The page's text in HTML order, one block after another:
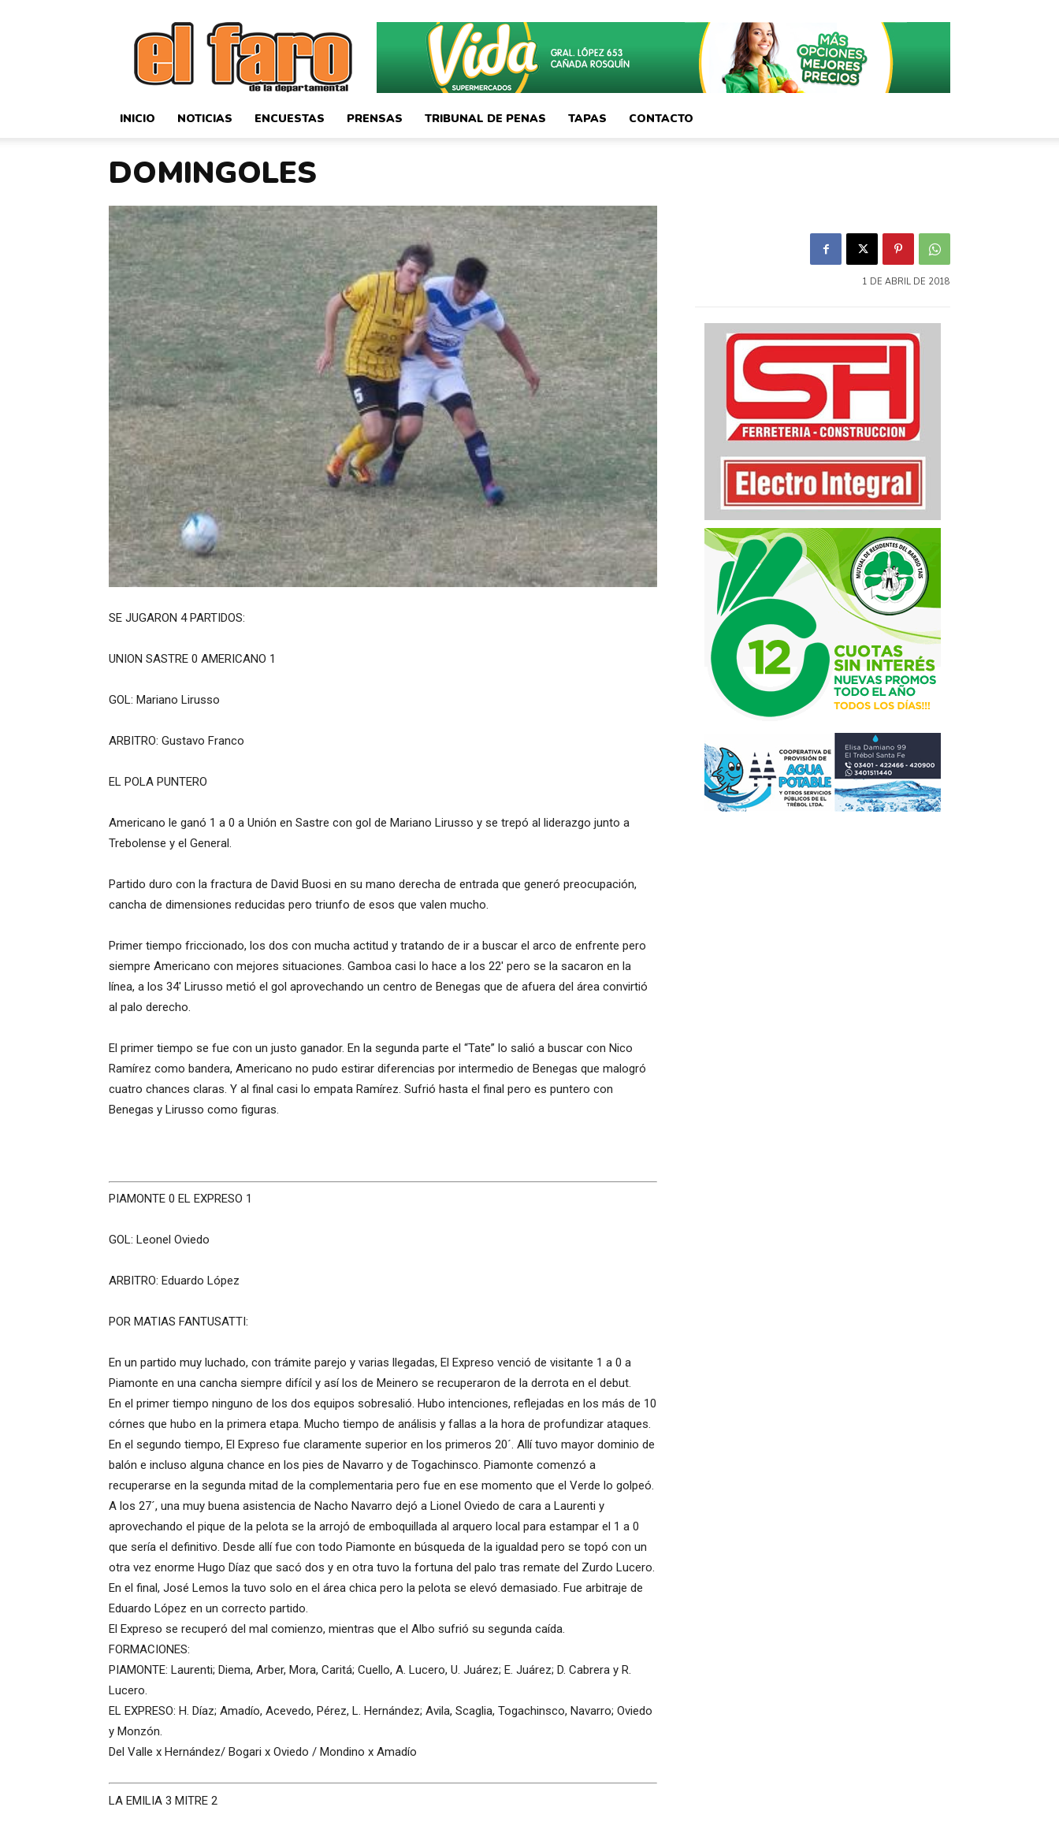
El
Faro
Deportivo
INICIO NOTICIAS ENCUESTAS PRENSAS TRIBUNAL DE PENAS TAPAS CONTACTO
DOMINGOLES
SE JUGARON 4 PARTIDOS:
UNION SASTRE 0 AMERICANO 1
GOL: Mariano Lirusso
ARBITRO: Gustavo Franco
EL POLA PUNTERO
Americano le ganó 1 a 0 a Unión en Sastre con gol de Mariano Lirusso y se trepó al liderazgo junto a
Trebolense y el General.
Partido duro con la fractura de David Buosi en su mano derecha de entrada que generó preocupación,
cancha de dimensiones reducidas pero triunfo de esos que valen mucho.
Primer tiempo friccionado, los dos con mucha actitud y tratando de ir a buscar el arco de enfrente pero
siempre Americano con mejores situaciones. Gamboa casi lo hace a los 22′ pero se la sacaron en la
línea, a los 34′ Lirusso metió el gol aprovechando un centro de Benegas que de afuera del área convirtió
al palo derecho.
El primer tiempo se fue con un justo ganador. En la segunda parte el “Tate” lo salió a buscar con Nico
Ramírez como bandera, Americano no pudo estirar diferencias por intermedio de Benegas que malogró
cuatro chances claras. Y al final casi lo empata Ramírez. Sufrió hasta el final pero es puntero con
Benegas y Lirusso como figuras.
PIAMONTE 0 EL EXPRESO 1
GOL: Leonel Oviedo
ARBITRO: Eduardo López
POR MATIAS FANTUSATTI:
En un partido muy luchado, con trámite parejo y varias llegadas, El Expreso venció de visitante 1 a 0 a
Piamonte en una cancha siempre difícil y así los de Meinero se recuperaron de la derrota en el debut.
En el primer tiempo ninguno de los dos equipos sobresalió. Hubo intenciones, reflejadas en los más de 10
córnes que hubo en la primera etapa. Mucho tiempo de análisis y fallas a la hora de profundizar ataques.
En el segundo tiempo, El Expreso fue claramente superior en los primeros 20´. Allí tuvo mayor dominio de
balón e incluso alguna chance en los pies de Navarro y de Togachinsco. Piamonte comenzó a
recuperarse en la segunda mitad de la complementaria pero fue en ese momento que el Verde lo golpeó.
A los 27´, una muy buena asistencia de Nacho Navarro dejó a Lionel Oviedo de cara a Laurenti y
aprovechando el pique de la pelota se la arrojó de emboquillada al arquero local para estampar el 1 a 0
que sería el definitivo. Desde allí fue con todo Piamonte en búsqueda de la igualdad pero se topó con un
otra vez enorme Hugo Díaz que sacó dos y en otra tuvo la fortuna del palo tras remate del Zurdo Lucero.
En el final, José Lemos la tuvo solo en el área chica pero la pelota se elevó demasiado. Fue arbitraje de
Eduardo López en un correcto partido.
El Expreso se recuperó del mal comienzo, mientras que el Albo sufrió su segunda caída.
FORMACIONES:
PIAMONTE: Laurenti; Diema, Arber, Mora, Caritá; Cuello, A. Lucero, U. Juárez; E. Juárez; D. Cabrera y R.
Lucero.
EL EXPRESO: H. Díaz; Amadío, Acevedo, Pérez, L. Hernández; Avila, Scaglia, Togachinsco, Navarro; Oviedo
y Monzón.
Del Valle x Hernández/ Bogari x Oviedo / Mondino x Amadío
LA EMILIA 3 MITRE 2
1 DE ABRIL DE 2018